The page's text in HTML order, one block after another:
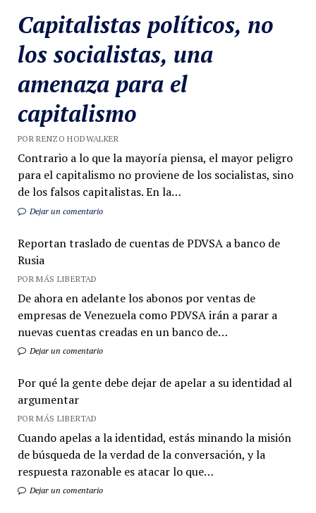
Capitalistas políticos, no
los socialistas, una
amenaza para el
capitalismo
POR RENZO HODWALKER
Contrario a lo que la mayoría piensa, el mayor peligro
para el capitalismo no proviene de los socialistas, sino
de los falsos capitalistas. En la…
Dejar un comentario
Reportan traslado de cuentas de PDVSA a banco de
Rusia
POR MÁS LIBERTAD
De ahora en adelante los abonos por ventas de
empresas de Venezuela como PDVSA irán a parar a
nuevas cuentas creadas en un banco de…
Dejar un comentario
Por qué la gente debe dejar de apelar a su identidad al
argumentar
POR MÁS LIBERTAD
Cuando apelas a la identidad, estás minando la misión
de búsqueda de la verdad de la conversación, y la
respuesta razonable es atacar lo que…
Dejar un comentario